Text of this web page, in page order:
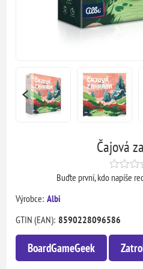
Čajová
Buďte první, kdo napíše
Výrobce: Albi
GTIN (EAN): 8590228096586
BoardGameGeek